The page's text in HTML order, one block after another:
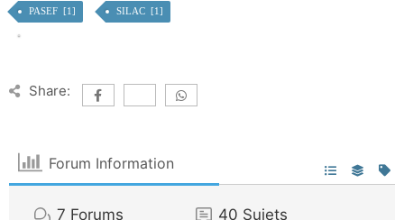
PASEF [1] SILAC [1]
Share:
Forum Information
7 Forums 40 Sujets